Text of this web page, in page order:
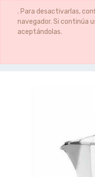
. Para desactivarlas,
navegador. Si continúa
aceptándolas.
CAFETERA 1/2